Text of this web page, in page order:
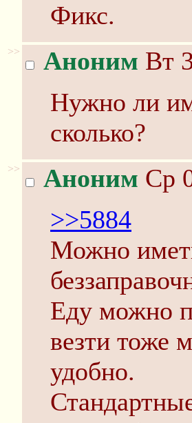
Фикс.
>> Аноним Вт
Нужно ли
сколько?
>> Аноним Ср
>>5884
Можно
Еду можно
везти тоже
удобно.